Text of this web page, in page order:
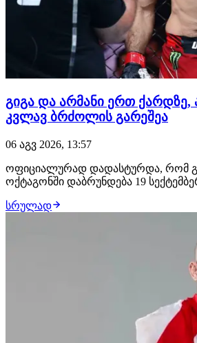
გიგა და არმანი ერთ
კვლავ ბრძოლის გარეშეა
06 აგვ 2026, 13:57
ოფიციალურად დადასტურდა, რომ
ოქტაგონში დაბრუნდება 19
მებრძოლის მოწინააღმდეგე იქნება
იგივე ქარდზე თანამთავარ ჩხუბში
სრულად